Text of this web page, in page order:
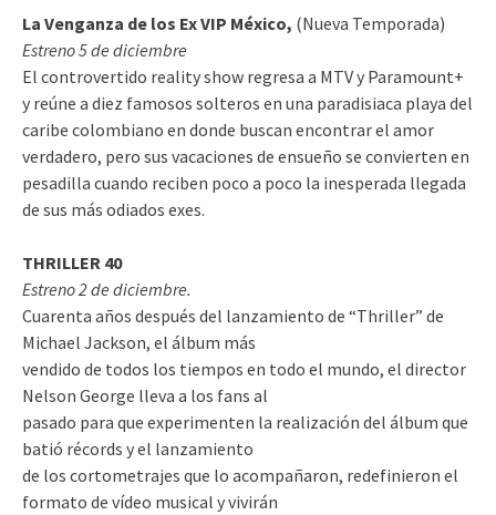
La Venganza de los Ex VIP México, (Nueva Temporada)
Estreno 5 de diciembre
El controvertido reality show regresa a MTV y Paramount+
y reúne a diez famosos solteros en una paradisiaca playa del
caribe colombiano en donde buscan encontrar el amor
verdadero, pero sus vacaciones de ensueño se convierten en
pesadilla cuando reciben poco a poco la inesperada llegada
de sus más odiados exes.
THRILLER 40
Estreno 2 de diciembre.
Cuarenta años después del lanzamiento de “Thriller” de
Michael Jackson, el álbum más
vendido de todos los tiempos en todo el mundo, el director
Nelson George lleva a los fans al
pasado para que experimenten la realización del álbum que
batió récords y el lanzamiento
de los cortometrajes que lo acompañaron, redefinieron el
formato de vídeo musical y vivirán